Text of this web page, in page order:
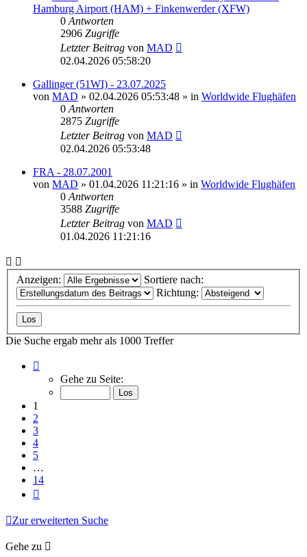
Hamburg Airport (HAM) + Finkenwerder (XFW)
0 Antworten
2906 Zugriffe
Letzter Beitrag von MAD
02.04.2026 05:58:20
Gallinger (51WI) - 23.07.2025
von MAD » 02.04.2026 05:53:48 » in Worldwide Flughäfen
0 Antworten
2875 Zugriffe
Letzter Beitrag von MAD
02.04.2026 05:53:48
FRA - 28.07.2001
von MAD » 01.04.2026 11:21:16 » in Worldwide Flughäfen
0 Antworten
3588 Zugriffe
Letzter Beitrag von MAD
01.04.2026 11:21:16
Anzeigen:
Sortiere nach:
Richtung:
Die Suche ergab mehr als 1000 Treffer
von
Gehe zu Seite:
1
2
3
4
5
…
14
Zur erweiterten Suche
Gehe zu